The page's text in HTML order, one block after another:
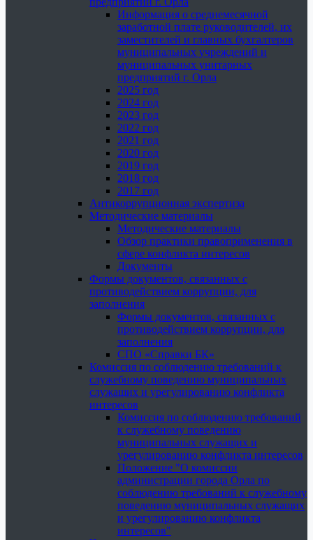
Информация о среднемесячной
заработной плате руководителей, их
заместителей и главных бухгалтеров
муниципальных учреждений и
муниципальных унитарных
предприятий г. Орла
2025 год
2024 год
2023 год
2022 год
2021 год
2020 год
2019 год
2018 год
2017 год
Антикоррупционная экспертиза
Методические материалы
Методические материалы
Обзор практики правоприменения в
сфере конфликта интересов
Документы
Формы документов, связанных с
противодействием коррупции, для
заполнения
Формы документов, связанных с
противодействием коррупции, для
заполнения
СПО «Справки БК»
Комиссия по соблюдению требований к
служебному поведению муниципальных
служащих и урегулированию конфликта
интересов
Комиссия по соблюдению требований
к служебному поведению
муниципальных служащих и
урегулированию конфликта интересов
Положение "О комиссии
администрации города Орла по
соблюдению требований к служебному
поведению муниципальных служащих
и урегулированию конфликта
интересов"